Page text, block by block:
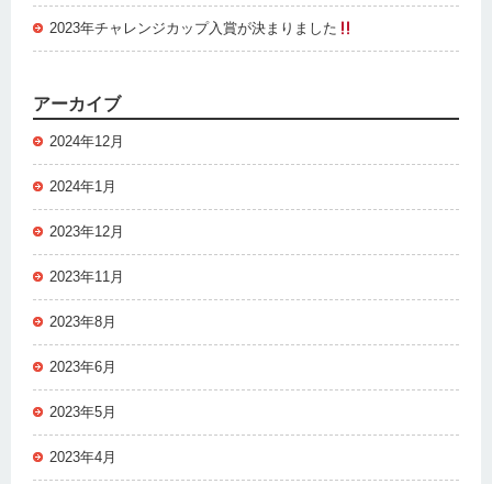
2023年チャレンジカップ入賞が決まりました
アーカイブ
2024年12月
2024年1月
2023年12月
2023年11月
2023年8月
2023年6月
2023年5月
2023年4月